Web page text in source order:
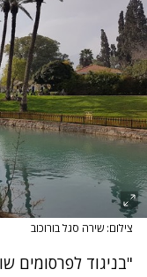
צילום: שירה סגל בורוכוב
"בניגוד לפרסומים